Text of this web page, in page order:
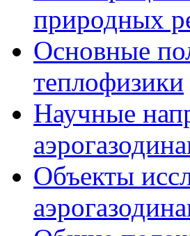
природных
Основные
теплофизики
Научные
Объекты